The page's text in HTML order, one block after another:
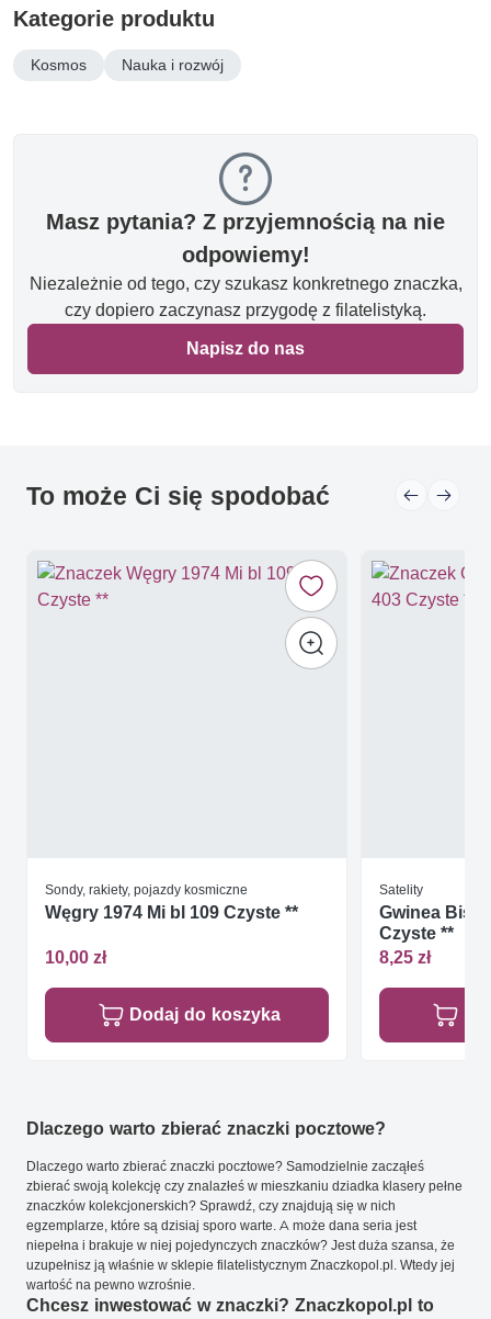
Kategorie produktu
Kosmos Nauka i rozwój
Masz pytania? Z przyjemnością na nie
odpowiemy!
Niezależnie od tego, czy szukasz konkretnego znaczka,
czy dopiero zaczynasz przygodę z filatelistyką.
Napisz do nas
To może Ci się spodobać
Sondy, rakiety, pojazdy kosmiczne
Węgry 1974 Mi bl 109 Czyste **
10,00 zł
Dodaj do koszyka
Satelity
Gwinea
Czyste **
8,25 zł
Dlaczego warto zbierać znaczki pocztowe?
Dlaczego warto zbierać znaczki pocztowe? Samodzielnie zacząłeś
zbierać swoją kolekcję czy znalazłeś w mieszkaniu dziadka klasery pełne
znaczków kolekcjonerskich? Sprawdź, czy znajdują się w nich
egzemplarze, które są dzisiaj sporo warte. A może dana seria jest
niepełna i brakuje w niej pojedynczych znaczków? Jest duża szansa, że
uzupełnisz ją właśnie w sklepie filatelistycznym Znaczkopol.pl. Wtedy jej
wartość na pewno wzrośnie.
Chcesz inwestować w znaczki? Znaczkopol.pl to